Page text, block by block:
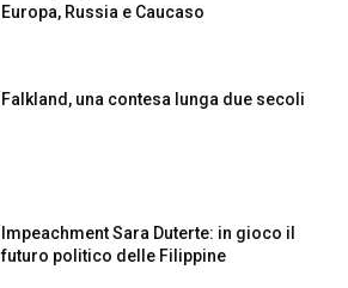
Europa, Russia e Caucaso
Falkland, una contesa lunga due secoli
Impeachment Sara Duterte: in gioco il
futuro politico delle Filippine